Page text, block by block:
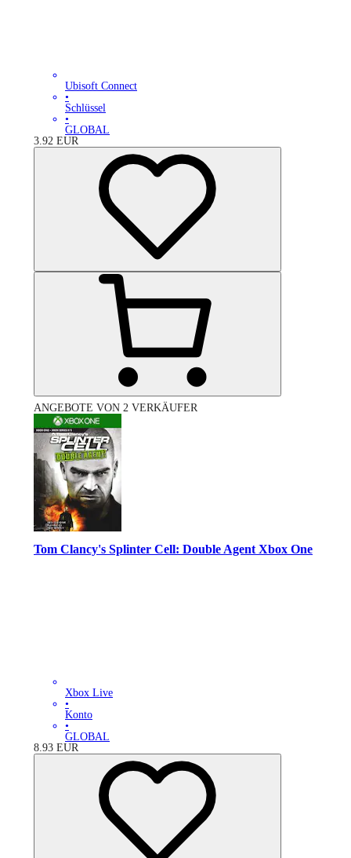
Ubisoft Connect
•
Schlüssel
•
GLOBAL
3.92 EUR
ANGEBOTE VON 2 VERKÄUFER
Tom Clancy's Splinter Cell: Double Agent Xbox One
Xbox Live
•
Konto
•
GLOBAL
8.93 EUR